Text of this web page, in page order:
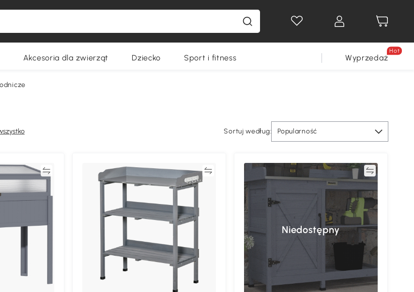
Akcesoria dla zwierząt Dziecko Sport i fitness Wyprzedaż
Hot
Sortuj według: Popularność
Porównywać Porównywać
Niedostępny
Porównywać